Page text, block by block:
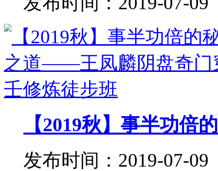
【2019秋】事半功
发布时间：2019-07-09